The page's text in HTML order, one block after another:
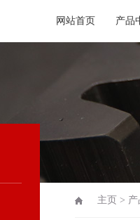
网站首页 产品
主页 >